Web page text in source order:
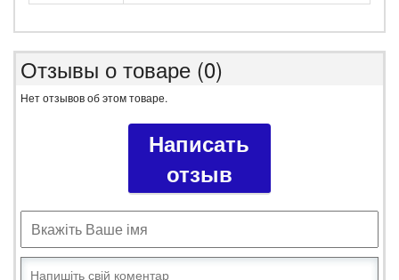
Отзывы о товаре (0)
Нет отзывов об этом товаре.
Написать
отзыв